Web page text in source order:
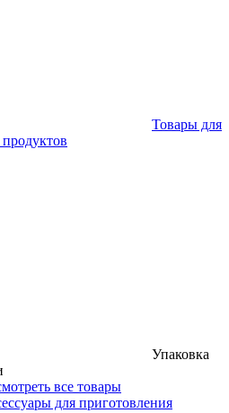
Товары для
Упаковка
все товары
для приготовления